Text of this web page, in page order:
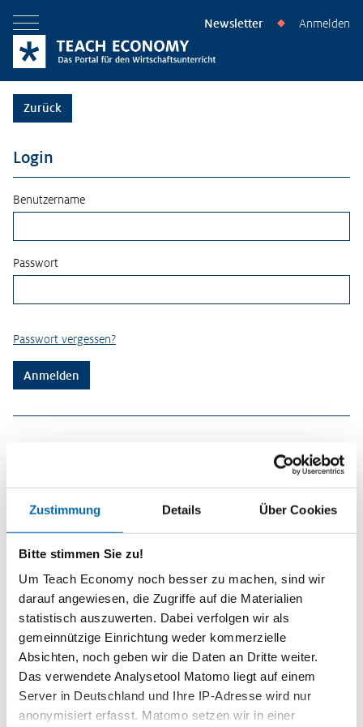
Zustimmung Details Über Cookies
Bitte stimmen Sie zu!
Um Teach Economy noch besser zu machen, sind wir
darauf angewiesen, die Zugriffe auf die Materialien
statistisch auszuwerten. Dabei verfolgen wir als
gemeinnützige Einrichtung weder kommerzielle
Absichten, noch geben wir die Daten an Dritte weiter.
Das verwendete Analysetool Matomo liegt auf einem
Server in Deutschland und Ihre IP-Adresse wird nur
anonymisiert erfasst. Matomo setzen wir in einer
Menü öffnen Newsletter ◆ Anmelden
Zurück
Login
Benutzername
Passwort
Passwort vergessen?
Sie haben noch keinen Login und möchten die Inhalte von Teach
Economy kostenfrei nutzen? Registrieren Sie sich jetzt!
Registrieren
Planspiele
Spielerisch wirtschaftliche
Zusammenhänge erfahren und
verstehen – mit den Planspielen
WIWAG, Ecoland und Isle of Economy
Zu den Planspielen